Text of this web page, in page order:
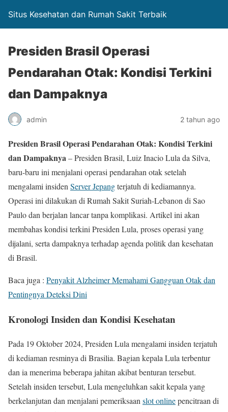
Situs Kesehatan dan Rumah Sakit Terbaik
Presiden Brasil Operasi
Pendarahan Otak: Kondisi Terkini
dan Dampaknya
admin 2 tahun ago
Presiden Brasil Operasi Pendarahan Otak: Kondisi Terkini
dan Dampaknya– Presiden Brasil, Luiz Inacio Lula da Silva,
baru-baru ini menjalani operasi pendarahan otak setelah
mengalami insiden Server Jepangterjatuh di kediamannya.
Operasi ini dilakukan di Rumah Sakit Suriah-Lebanon di Sao
Paulo dan berjalan lancar tanpa komplikasi. Artikel ini akan
membahas kondisi terkini Presiden Lula, proses operasi yang
dijalani, serta dampaknya terhadap agenda politik dan kesehatan
di Brasil.
Baca juga : Penyakit Alzheimer Memahami Gangguan Otak dan
Pentingnya Deteksi Dini
Kronologi Insiden dan Kondisi Kesehatan
Pada 19 Oktober 2024, Presiden Lula mengalami insiden terjatuh
di kediaman resminya di Brasilia. Bagian kepala Lula terbentur
dan ia menerima beberapa jahitan akibat benturan tersebut.
Setelah insiden tersebut, Lula mengeluhkan sakit kepala yang
berkelanjutan dan menjalani pemeriksaanslot onlinepencitraan di